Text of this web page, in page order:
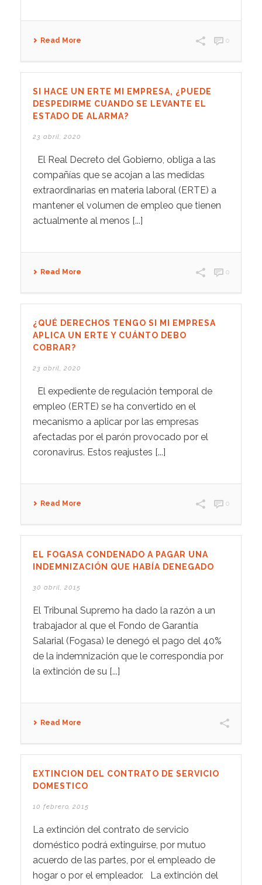
Read More 0
SI HACE UN ERTE MI EMPRESA, ¿PUEDE
DESPEDIRME CUANDO SE LEVANTE EL
ESTADO DE ALARMA?
23 abril, 2020
El Real Decreto del Gobierno, obliga a las
compañías que se acojan a las medidas
extraordinarias en materia laboral (ERTE) a
mantener el volumen de empleo que tienen
actualmente al menos [...]
Read More 0
¿QUÉ DERECHOS TENGO SI MI EMPRESA
APLICA UN ERTE Y CUÁNTO DEBO
COBRAR?
23 abril, 2020
El expediente de regulación temporal de
empleo (ERTE) se ha convertido en el
mecanismo a aplicar por las empresas
afectadas por el parón provocado por el
coronavirus. Estos reajustes [...]
Read More 0
EL FOGASA CONDENADO A PAGAR UNA
INDEMNIZACIÓN QUE HABÍA DENEGADO
30 abril, 2015
El Tribunal Supremo ha dado la razón a un
trabajador al que el Fondo de Garantía
Salarial (Fogasa) le denegó el pago del 40%
de la indemnización que le correspondía por
la extinción de su [...]
Read More
EXTINCION DEL CONTRATO DE SERVICIO
DOMESTICO
10 febrero, 2015
La extinción del contrato de servicio
doméstico podrá extinguirse, por mutuo
acuerdo de las partes, por el empleado de
hogar o por el empleador. La extinción del